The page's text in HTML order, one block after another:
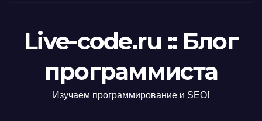
Live-code.ru :: Блог
программиста
Изучаем программирование и SEO!